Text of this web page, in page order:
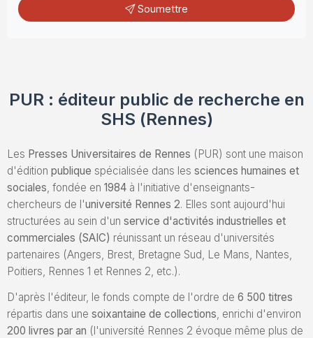
Soumettre
PUR : éditeur public de recherche en
SHS (Rennes)
Les Presses Universitaires de Rennes (PUR) sont une maison
d'édition publique spécialisée dans les sciences humaines et
sociales, fondée en 1984 à l'initiative d'enseignants-
chercheurs de l'université Rennes 2. Elles sont aujourd'hui
structurées au sein d'un service d'activités industrielles et
commerciales (SAIC) réunissant un réseau d'universités
partenaires (Angers, Brest, Bretagne Sud, Le Mans, Nantes,
Poitiers, Rennes 1 et Rennes 2, etc.).
D'après l'éditeur, le fonds compte de l'ordre de 6 500 titres
répartis dans une soixantaine de collections , enrichi d'environ
200 livres par an (l'université Rennes 2 évoque même plus de